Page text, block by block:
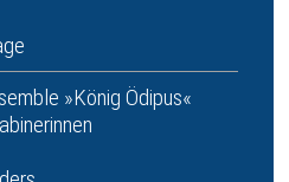
»König Ödipus«